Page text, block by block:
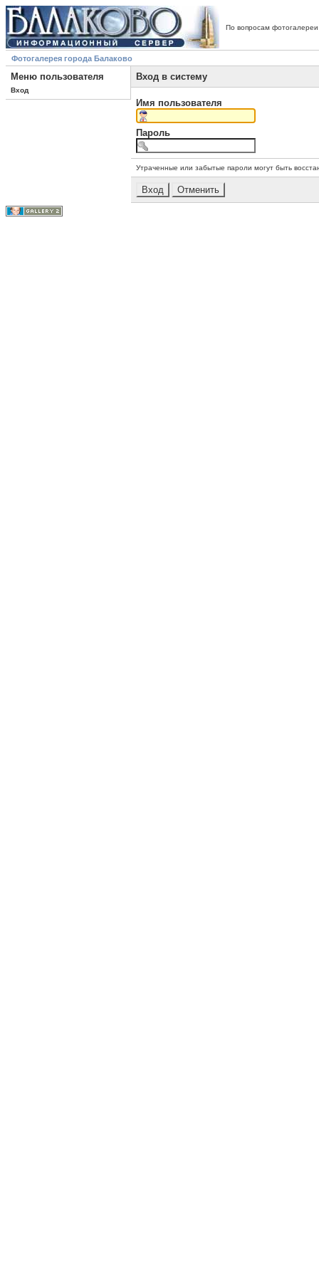
По вопросам
Фотогалерея города Балаково
Меню пользователя
Вход
Вход в систему
Имя пользователя
Пароль
Утраченные или забытые пароли могут быть